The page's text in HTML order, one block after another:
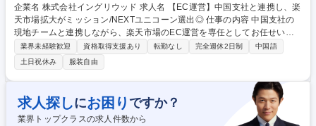
企業名 株式会社イングリウッド 求人名 【EC運営】中国支社と連携し、楽
天市場拡大がミッション/NEXTユニコーン選出◎ 仕事の内容 中国支社の
現地チームと連携しながら、楽天市場のEC運営を専任としてお任せいた
します。 ■楽天市場店舗のEC運営 ■商品ページ改善およびSEO対策 ■RPP
広告・クーポン・ポイント施策の運用 ■スーパーSALE、お買い物マラソ
ン等イベント企画・運営 ■売上・広告・アクセスデータ分析 ■商品ランキ
ングおよび競合分析 ■中国チームとの連携によるページ改善・販促企画 ■
売上目標達成に向けた運営施策の立案・実行 募集職種 【EC運営】中国支
社と連携し、楽天市場拡大がミッション/NEXTユニコーン選出◎
業界未経験歓迎 資格取得支援あり 転勤なし 完全週休2日制
中国語
土日祝休み
服装自由
求人探しにお困り ですか？
業界トップクラスの求人件数から